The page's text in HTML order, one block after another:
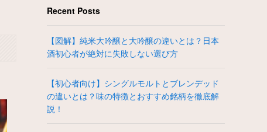
Recent Posts
【図解】純米大吟醸と大吟醸の違いとは？日本
酒初心者が絶対に失敗しない選び方
【初心者向け】シングルモルトとブレンデッド
の違いとは？味の特徴とおすすめ銘柄を徹底解
説！